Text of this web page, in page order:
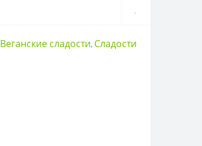
Веганские сладости, Сладости